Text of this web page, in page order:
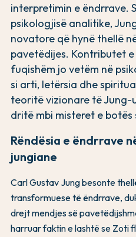
interpretimin e ëndrrave.
psikologjisë analitike,
novatore që hynë thellë
pavetëdijes. Kontributet
fuqishëm jo vetëm në
si arti, letërsia dhe
teoritë vizionare të Jung-
dritë mbi misteret e botës
Rëndësia e ëndrrave
jungiane
Carl Gustav Jung besonte
transformuese të ëndrrave,
drejt mendjes së
harruar faktin e lashtë se Zoti